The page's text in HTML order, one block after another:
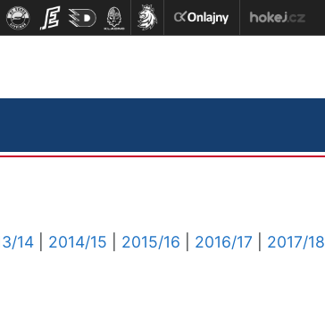
14 2014/15 2015/16 2016/17 2017/18